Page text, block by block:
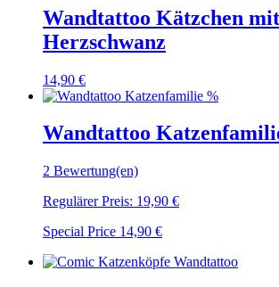
Wandtattoo Kätzchen mit
Herzschwanz
14,90 €
%
Wandtattoo
2 Bewertung(en)
Regulärer Preis: 19,90 €
Special Price 14,90 €